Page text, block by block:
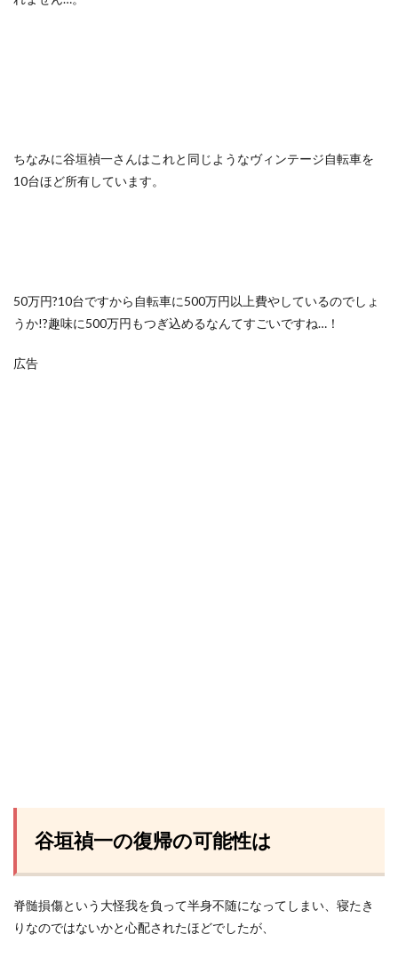
ちなみに谷垣禎一さんはこれと同じようなヴィンテージ自転車を
10台ほど所有しています。
50万円?10台ですから自転車に500万円以上費やしているのでしょ
うか!?趣味に500万円もつぎ込めるなんてすごいですね…！
広告
谷垣禎一の復帰の可能性は
脊髄損傷という大怪我を負って半身不随になってしまい、寝たき
りなのではないかと心配されたほどでしたが、